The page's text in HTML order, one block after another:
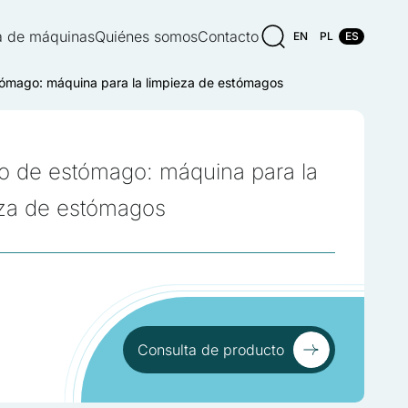
de máquinasQuiénes somosContacto EN PL ES
máquina para la limpieza de estómagos
de estómago: máquina para la
de estómagos
Consulta de producto